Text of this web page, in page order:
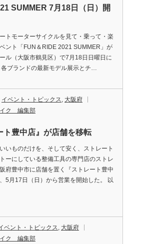
SUMMER 7月18日（日）開
トモーターサイクルを見て・乗って・楽
ント「FUN＆RIDE 2021 SUMMER」が
ル（大阪市鶴見区）で7月18日日曜日に
各ブランドの最新モデル展示とチ…
イベント・トピックス, 大阪府
イク 編集部
ト豊中店』が店舗を移転
いいものだけを、そして安く、ストレート
ーにしている整備工具の専門店のストレ
府豊中市に店舗を置く『ストレート豊中
5月17日（日）から営業を開始した。 以
ベント・トピックス, 大阪府
イク 編集部